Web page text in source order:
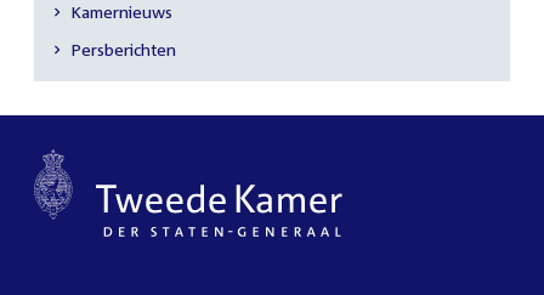
Secundaire
navigatie
Kamernieuws
Persberichten